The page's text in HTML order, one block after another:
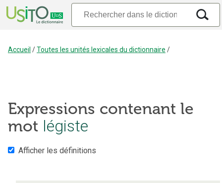
Accueil /Toutes les unités lexicales du dictionnaire /
Expressions contenant le
mot légiste
Afficher les définitions